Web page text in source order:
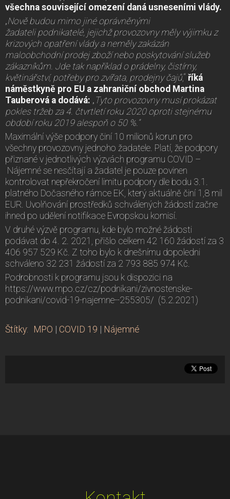
všechna související omezení daná usneseními vlády.
„Nově budou mimo jiné oprávněnými
žadateli podnikatelé, jejichž provozovny měly výjimku z
krizových opatření vlády a neměly zakázán
maloobchodní prodej zboží nebo poskytování služeb
zákazníkům. Jde tak například o prádelny, čistírny,
květinářství, potřeby pro zvířata, prodejny čajů,“ říká
náměstkyně pro EU a zahraniční obchod Martina
Tauberová a dodává: „ Tyto provozovny musí prokázat
pokles tržeb za 4. čtvrtletí roku 2020 oproti stejnému
období roku 2019 alespoň o 50 %.“
Maximální výše podpory činí 10 milionů korun pro
všechny provozovny jednoho žadatele. Platí, že podpory
přiznané v jednotlivých výzvách programu COVID –
Nájemné se nesčítají a žadatel je pouze povinen
kontrolovat nepřekročení limitu podpory dle bodu 3.1.
platného Dočasného rámce EK, který aktuálně činí 1,8 mil
EUR. Uvolňování prostředků schválených žádostí začne
ihned po udělení notifikace Evropskou komisí.
V druhé výzvě programu, kde bylo možné žádosti
podávat do 4. 2. 2021, přišlo celkem 42 160 žádostí za 3
406 957 529 Kč. Z toho bylo k dnešnímu dopoledni
schváleno 32 231 žádostí za 2 793 885 974 Kč.
Podrobnosti k programu jsou k dispozici na
https://www.mpo.cz/cz/podnikani/zivnostenske-
podnikani/covid-19-najemne--255305/ (5.2.2021)
Štítky: MPO | COVID 19 | Nájemné